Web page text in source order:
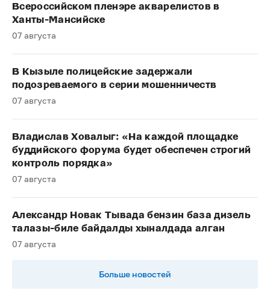
Всероссийском пленэре акварелистов в
Ханты-Мансийске
07 августа
В Кызыле полицейские задержали
подозреваемого в серии мошенничеств
07 августа
Владислав Ховалыг: «На каждой площадке
буддийского форума будет обеспечен строгий
контроль порядка»
07 августа
Александр Новак Тывада бензин база дизель
талазы-биле байдалды хыналдада алган
07 августа
Больше новостей